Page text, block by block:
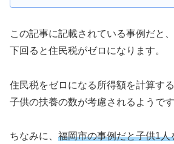
この記事に記載されている事例だと
下回ると住民税がゼロになります。
住民税をゼロになる所得額を計算す
子供の扶養の数が考慮されるようです
ちなみに、 福岡市の事例だと子供1人